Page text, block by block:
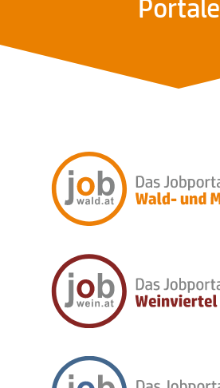
Portale